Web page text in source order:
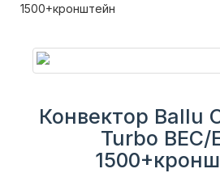
1500+кронштейн
Конвектор Ballu
Turbo BEC/